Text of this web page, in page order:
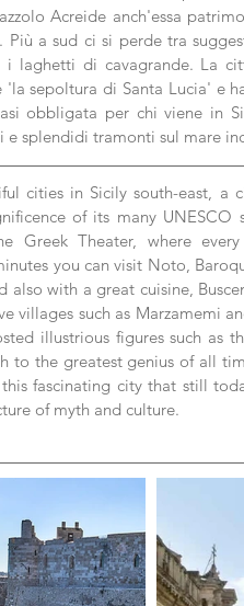
Acreide anch'essa
Più a sud ci si perde tra
i laghetti di cavagrande. La
sepoltura di Santa Lucia' e
obbligata per chi viene in
e splendidi tramonti sul mare
cities in Sicily south-east,
of its many
Theater, where
you can visit Noto,
also with a great cuisine,
villages such as Marzamemi
illustrious figures such as
to the greatest genius of all
fascinating city that still
of myth and culture.